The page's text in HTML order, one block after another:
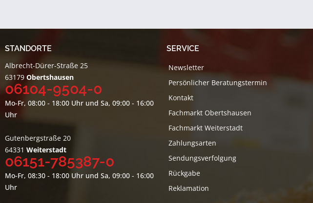
STANDORTE
Albrecht-Dürer-Straße 25
63179 Obertshausen
06104-9504-0
Mo-Fr, 08:00 - 18:00 Uhr und Sa, 09:00 - 16:00
Uhr
Gutenbergstraße 20
64331 Weiterstadt
06151-785387-0
Mo-Fr, 08:30 - 18:00 Uhr und Sa, 09:00 - 16:00
Uhr
SERVICE
Newsletter
Persönlicher Beratungstermin
Kontakt
Fachmarkt Obertshausen
Fachmarkt Weiterstadt
Zahlungsarten
Sendungsverfolgung
Rückgabe
Reklamation